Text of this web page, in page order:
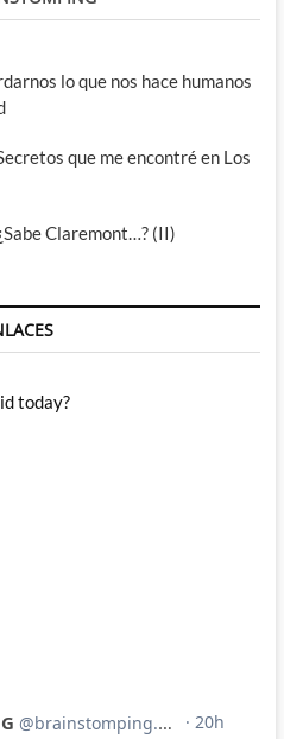
lo que nos hace humanos
que me encontré en Los
Claremont…? (II)
today?